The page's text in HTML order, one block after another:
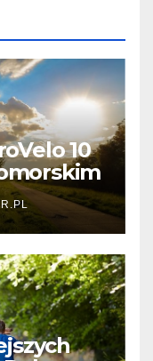
10